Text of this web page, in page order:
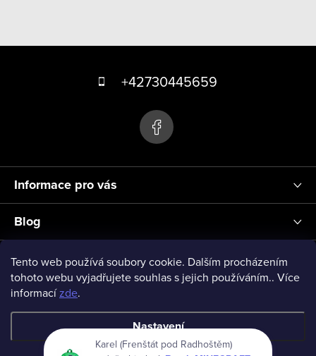
Tento web používá soubory cookie. Dalším procházením
tohoto webu vyjadřujete souhlas s jejich používáním.. Více
informacízde.
Nastavení
í
+42730445659
Informace pro vás
Blog
Přihlášení
Karel (Frenštát pod Radhoštěm)